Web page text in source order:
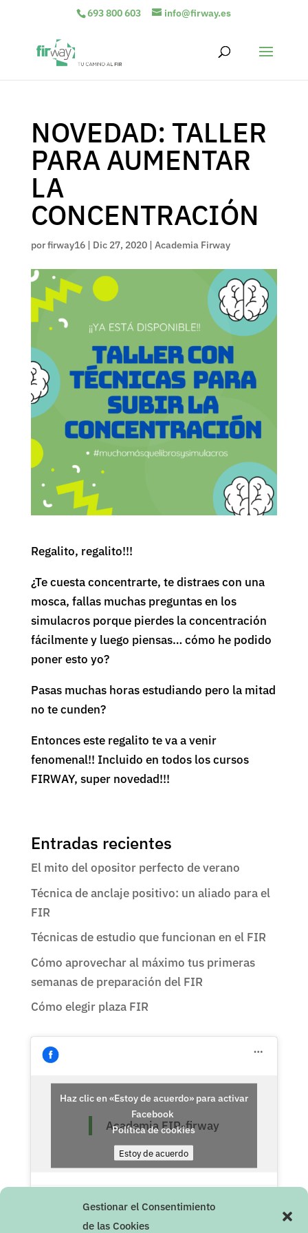
Gestionar el Consentimiento
de las Cookies
693 800 603 info@firway.es
NOVEDAD: TALLER
PARA AUMENTAR
LA
CONCENTRACIÓN
porfirway16| Dic 27, 2020| Academia Firway
Regalito, regalito!!!
¿Te cuesta concentrarte, te distraes con una
mosca, fallas muchas preguntas en los
simulacros porque pierdes la concentración
fácilmente y luego piensas… cómo he podido
poner esto yo?
Pasas muchas horas estudiando pero la mitad
no te cunden?
Entonces este regalito te va a venir
fenomenal!! Incluido en todos los cursos
FIRWAY, super novedad!!!
Entradas recientes
El mito del opositor perfecto de verano
Técnica de anclaje positivo: un aliado para el
FIR
Técnicas de estudio que funcionan en el FIR
Cómo aprovechar al máximo tus primeras
semanas de preparación del FIR
Cómo elegir plaza FIR
Academia FIR-firway
Haz clic en «Estoy de acuerdo» para activar
Facebook
Política de cookies
Estoy de acuerdo